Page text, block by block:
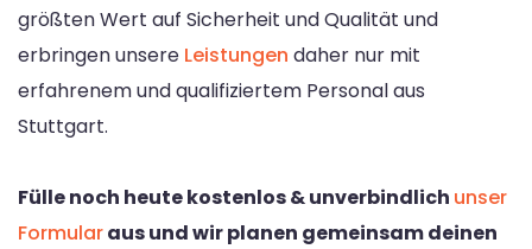
größten Wert auf Sicherheit und Qualität und
erbringen unsere Leistungen daher nur mit
erfahrenem und qualifiziertem Personal aus
Stuttgart.
Fülle noch heute kostenlos & unverbindlich unser
Formularaus und wir planen gemeinsam deinen